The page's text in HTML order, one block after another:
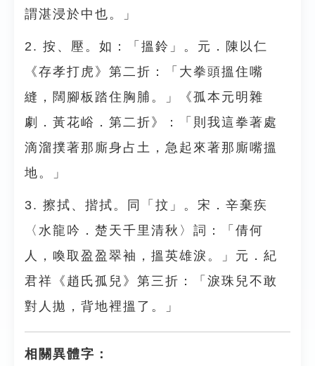
謂湛浸於中也。」
2. 按、壓。如：「搵鈴」。元．陳以仁
《存孝打虎》第二折：「大拳頭搵住嘴
縫，闊腳板踏住胸脯。」《孤本元明雜
劇．黃花峪．第二折》：「則我這拳著處
滴溜撲著那廝身占土，急起來著那廝嘴搵
地。」
3. 擦拭、揩拭。同「抆」。宋．辛棄疾
〈水龍吟．楚天千里清秋〉詞：「倩何
人，喚取盈盈翠袖，搵英雄淚。」元．紀
君祥《趙氏孤兒》第三折：「淚珠兒不敢
對人拋，背地裡搵了。」
相關異體字：